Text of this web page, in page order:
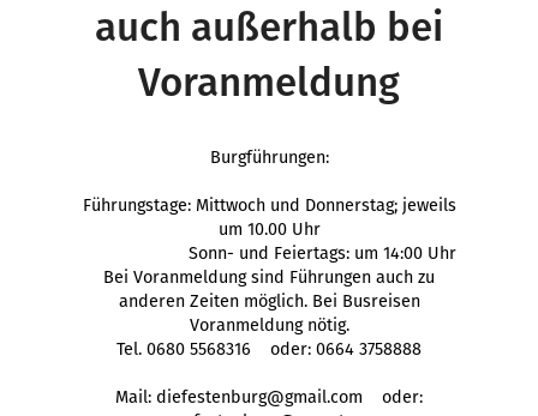
auch außerhalb bei
Voranmeldung
Burgführungen:
Führungstage: Mittwoch und Donnerstag; jeweils
um 10.00 Uhr
Sonn- und Feiertags: um 14:00 Uhr
Bei Voranmeldung sind Führungen auch zu
anderen Zeiten möglich. Bei Busreisen
Voranmeldung nötig.
Tel. 0680 5568316 oder: 0664 3758888
Mail: diefestenburg@gmail.com oder: